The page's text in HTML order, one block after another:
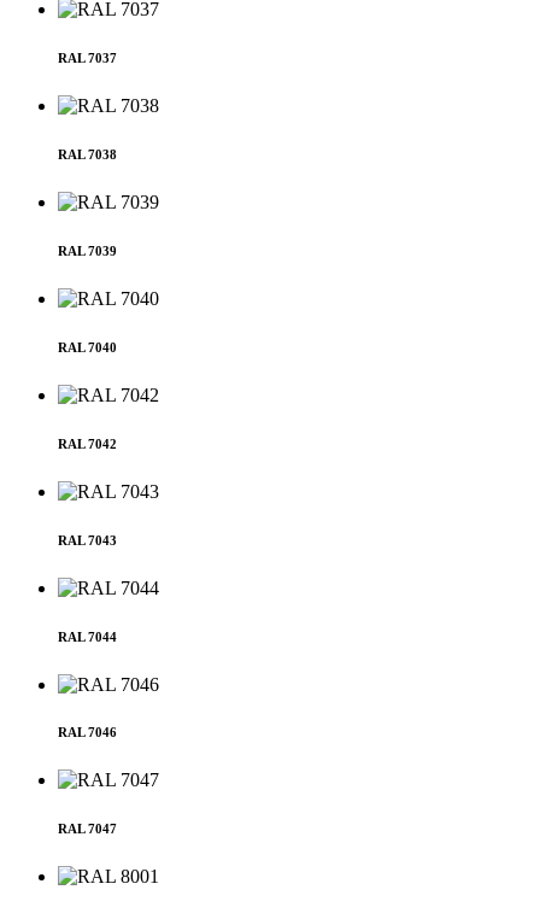
RAL 7037
RAL 7038
RAL 7039
RAL 7040
RAL 7042
RAL 7043
RAL 7044
RAL 7046
RAL 7047